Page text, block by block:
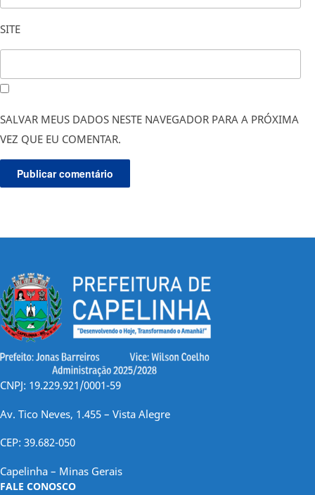
SITE
SALVAR MEUS DADOS NESTE NAVEGADOR PARA A PRÓXIMA
VEZ QUE EU COMENTAR.
CNPJ: 19.229.921/0001-59
Av. Tico Neves, 1.455 – Vista Alegre
CEP: 39.682-050
Capelinha – Minas Gerais
FALE CONOSCO